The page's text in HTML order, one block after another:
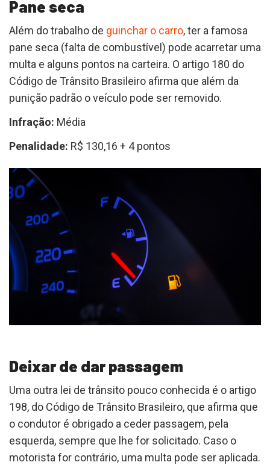
Pane seca
Além do trabalho de guinchar o carro, ter a famosa
pane seca (falta de combustível) pode acarretar uma
multa e alguns pontos na carteira. O artigo 180 do
Código de Trânsito Brasileiro afirma que além da
punição padrão o veículo pode ser removido.
Infração: Média
Penalidade: R$ 130,16 + 4 pontos
Deixar de dar passagem
Uma outra lei de trânsito pouco conhecida é o artigo
198, do Código de Trânsito Brasileiro, que afirma que
o condutor é obrigado a ceder passagem, pela
esquerda, sempre que lhe for solicitado. Caso o
motorista for contrário, uma multa pode ser aplicada.